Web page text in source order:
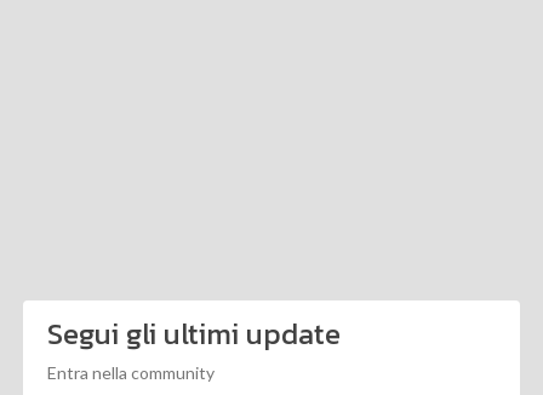
Segui gli ultimi update
Entra nella community